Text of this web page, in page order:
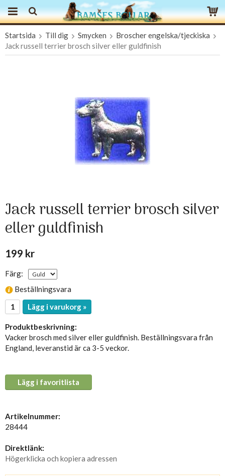
Produkten har blivit tillagd i varukorgen
Startsida Till dig Smycken
Broscher engelska/tjeckiska
Jack russell terrier brosch silver eller guldfinish
Jack russell terrier brosch silver
eller guldfinish
199 kr
Färg:
Beställningsvara
Lägg i varukorg »
Produktbeskrivning:
Vacker brosch med silver eller guldfinish. Beställningsvara från
England, leveranstid är ca 3-5 veckor.
Lägg i favoritlista
Artikelnummer:
28444
Direktlänk:
Högerklicka och kopiera adressen